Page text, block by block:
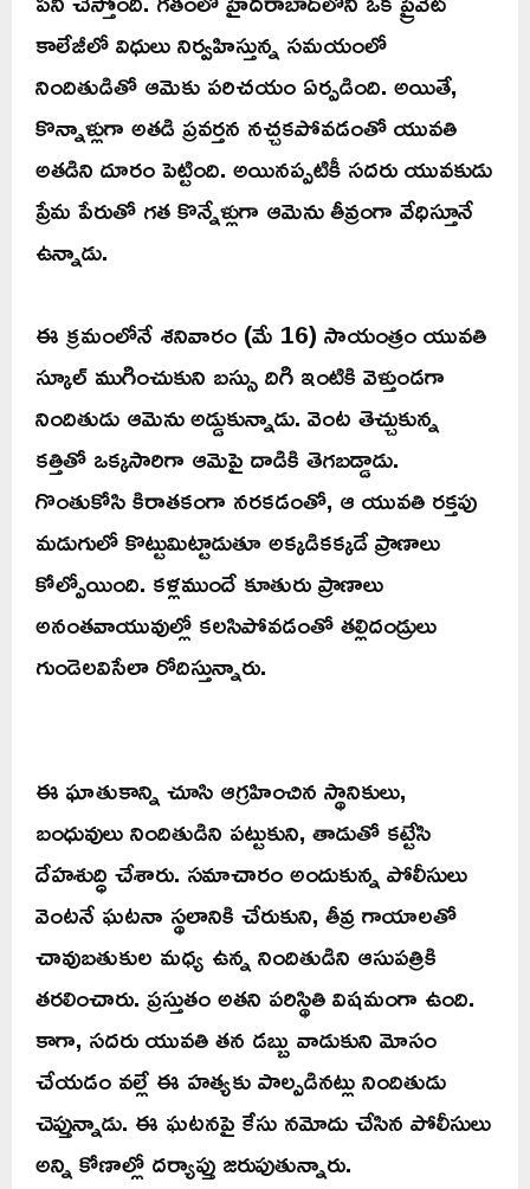
కాలేజీలో విధులు నిర్వహిస్తున్న సమయంలో
నిందితుడితో ఆమెకు పరిచయం ఏర్పడింది. అయితే,
కొన్నాళ్లుగా అతడి ప్రవర్తన నచ్చకపోవడంతో యువతి
అతడిని దూరం పెట్టింది. అయినప్పటికీ సదరు యువకుడు
ప్రేమ పేరుతో గత కొన్నేళ్లుగా ఆమెను తీవ్రంగా వేధిస్తూనే
ఉన్నాడు.
ఈ క్రమంలోనే శనివారం (మే 16) సాయంత్రం యువతి
స్కూల్ ముగించుకుని బస్సు దిగి ఇంటికి వెళ్తుండగా
నిందితుడు ఆమెను అడ్డుకున్నాడు. వెంట తెచ్చుకున్న
కత్తితో ఒక్కసారిగా ఆమెపై దాడికి తెగబడ్డాడు.
గొంతుకోసి కిరాతకంగా నరకడంతో, ఆ యువతి రక్తపు
మడుగులో కొట్టుమిట్టాడుతూ అక్కడికక్కడే ప్రాణాలు
కోల్పోయింది. కళ్లముందే కూతురు ప్రాణాలు
అనంతవాయువుల్లో కలసిపోవడంతో తల్లిదండ్రులు
గుండెలవిసేలా రోదిస్తున్నారు.
ఈ ఘాతుకాన్ని చూసి ఆగ్రహించిన స్థానికులు,
బంధువులు నిందితుడిని పట్టుకుని, తాడుతో కట్టేసి
దేహశుద్ధి చేశారు. సమాచారం అందుకున్న పోలీసులు
వెంటనే ఘటనా స్థలానికి చేరుకుని, తీవ్ర గాయాలతో
చావుబతుకుల మధ్య ఉన్న నిందితుడిని ఆసుపత్రికి
తరలించారు. ప్రస్తుతం అతని పరిస్థితి విషమంగా ఉంది.
కాగా, సదరు యువతి తన డబ్బు వాడుకుని మోసం
చేయడం వల్లే ఈ హత్యకు పాల్పడినట్లు నిందితుడు
చెప్తున్నాడు. ఈ ఘటనపై కేసు నమోదు చేసిన పోలీసులు
అన్ని కోణాల్లో దర్యాప్తు జరుపుతున్నారు.